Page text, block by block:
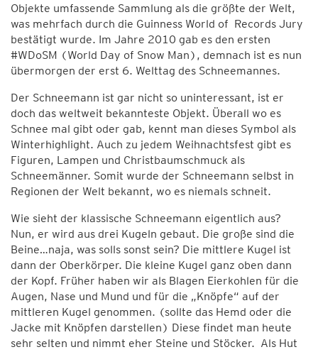
Objekte umfassende Sammlung als die größte der Welt,
was mehrfach durch die Guinness World of Records Jury
bestätigt wurde. Im Jahre 2010 gab es den ersten
#WDoSM (World Day of Snow Man), demnach ist es nun
übermorgen der erst 6. Welttag des Schneemannes.
Der Schneemann ist gar nicht so uninteressant, ist er
doch das weltweit bekannteste Objekt. Überall wo es
Schnee mal gibt oder gab, kennt man dieses Symbol als
Winterhighlight. Auch zu jedem Weihnachtsfest gibt es
Figuren, Lampen und Christbaumschmuck als
Schneemänner. Somit wurde der Schneemann selbst in
Regionen der Welt bekannt, wo es niemals schneit.
Wie sieht der klassische Schneemann eigentlich aus?
Nun, er wird aus drei Kugeln gebaut. Die große sind die
Beine…naja, was solls sonst sein? Die mittlere Kugel ist
dann der Oberkörper. Die kleine Kugel ganz oben dann
der Kopf. Früher haben wir als Blagen Eierkohlen für die
Augen, Nase und Mund und für die „Knöpfe“ auf der
mittleren Kugel genommen. (sollte das Hemd oder die
Jacke mit Knöpfen darstellen) Diese findet man heute
sehr selten und nimmt eher Steine und Stöcker. Als Hut